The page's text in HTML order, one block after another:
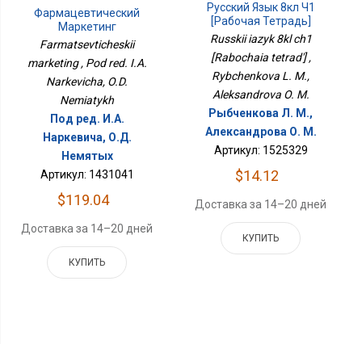
Фармацевтический
Маркетинг
Farmatsevticheskii
marketing , Pod red. I.A.
Narkevicha, O.D.
Nemiatykh
Под ред. И.А.
Наркевича, О.Д.
Немятых
Артикул: 1431041
$119.04
Доставка за 14–20 дней
КУПИТЬ
Русский Язык 8кл Ч1
[Рабочая Тетрадь]
Russkii iazyk 8kl ch1
[Rabochaia tetrad'] ,
Rybchenkova L. M.,
Aleksandrova O. M.
Рыбченкова Л. М.,
Александрова О. М.
Артикул: 1525329
$14.12
Доставка за 14–20 дней
КУПИТЬ